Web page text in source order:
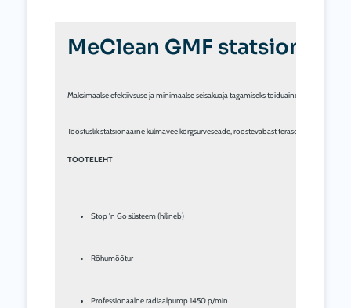
MeClean GMF
Maksimaalse efektiivsuse ja minimaalse seisakuaja tagamiseks toiduainetööstuses,
Tööstuslik statsionaarne külmavee kõrgsurveseade, roostevabast terasest (inox)
TOOTELEHT
Stop 'n Go süsteem (hilineb)
Rõhumõõtur
Professionaalne radiaalpump 1450 p/min